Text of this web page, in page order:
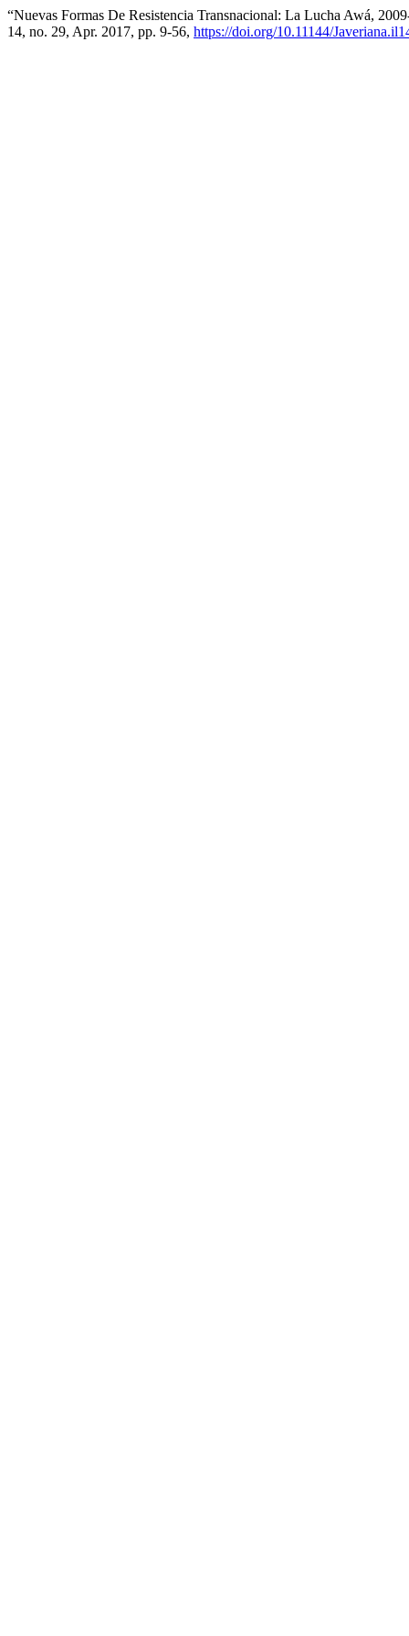
“Nuevas Formas De Resistencia Transnacional: La Lucha Awá,
14, no. 29, Apr. 2017, pp. 9-56, https://doi.org/10.11144/